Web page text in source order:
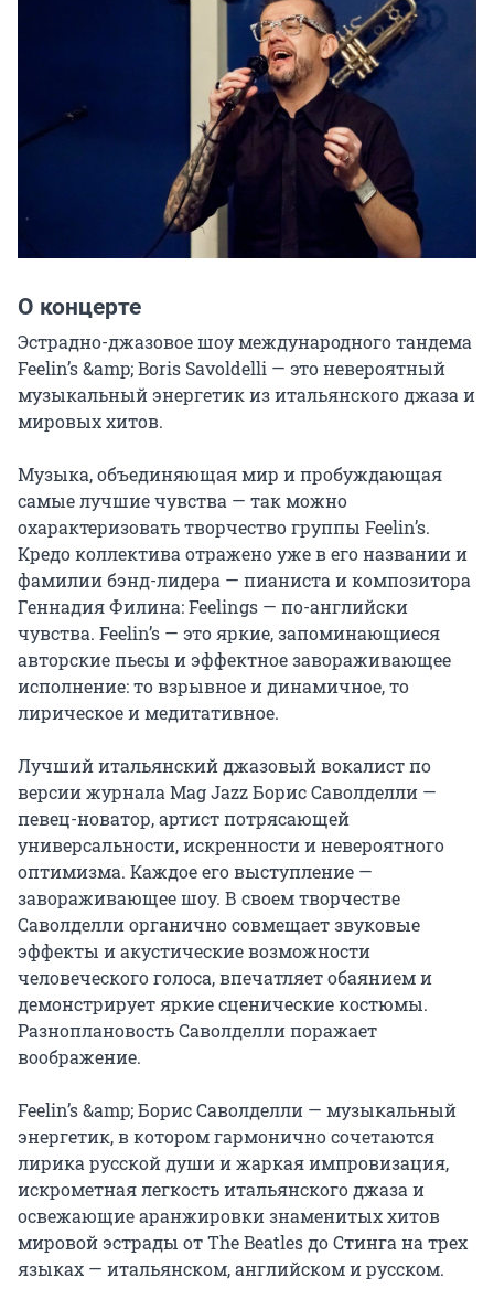
О концерте
Эстрадно-джазовое шоу международного тандема
Feelin’s &amp; Boris Savoldelli — это невероятный
музыкальный энергетик из итальянского джаза и
мировых хитов.
Музыка, объединяющая мир и пробуждающая
самые лучшие чувства — так можно
охарактеризовать творчество группы Feelin’s.
Кредо коллектива отражено уже в его названии и
фамилии бэнд-лидера — пианиста и композитора
Геннадия Филина: Feelings — по-английски
чувства. Feelin’s — это яркие, запоминающиеся
авторские пьесы и эффектное завораживающее
исполнение: то взрывное и динамичное, то
лирическое и медитативное.
Лучший итальянский джазовый вокалист по
версии журнала Mag Jazz Борис Саволделли —
певец-новатор, артист потрясающей
универсальности, искренности и невероятного
оптимизма. Каждое его выступление —
завораживающее шоу. В своем творчестве
Саволделли органично совмещает звуковые
эффекты и акустические возможности
человеческого голоса, впечатляет обаянием и
демонстрирует яркие сценические костюмы.
Разноплановость Саволделли поражает
воображение.
Feelin’s &amp; Борис Саволделли — музыкальный
энергетик, в котором гармонично сочетаются
лирика русской души и жаркая импровизация,
искрометная легкость итальянского джаза и
освежающие аранжировки знаменитых хитов
мировой эстрады от The Beatles до Стинга на трех
языках — итальянском, английском и русском.